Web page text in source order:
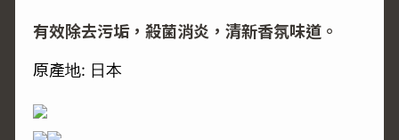
有效除去污垢，殺菌消炎，清新香氛味道。
原產地: 日本